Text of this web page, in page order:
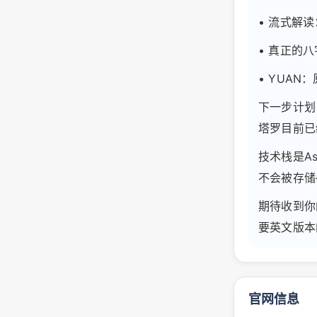
• 流式解
• 真正的
• YUAN：
下一步计
塔罗目前
技术栈是
不会被存
期待收到
要英文版
官网信息